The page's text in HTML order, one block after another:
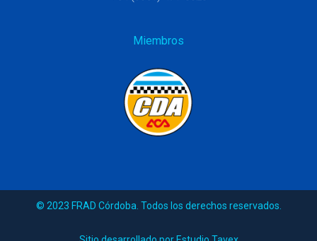
Miembros
© 2023 FRAD Córdoba. Todos los derechos reservados.